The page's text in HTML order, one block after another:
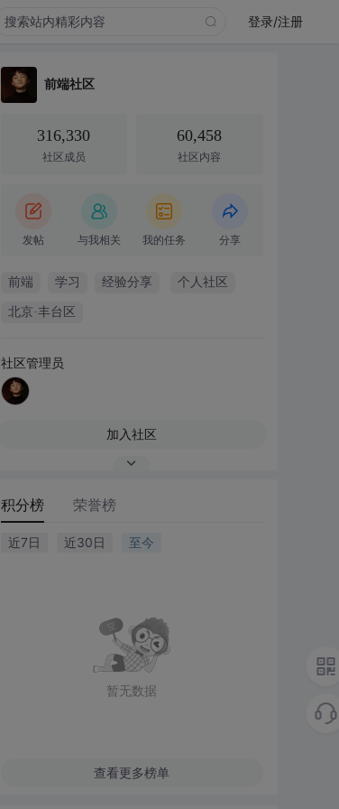
登录/注册
前端社区
316,330
社区成员
60,458
社区内容
发帖 与我相关 我的任务 分享
前端 学习 经验分享 个人社区
北京·丰台区
社区管理员
加入社区
积分榜 荣誉榜
近7日 近30日 至今
暂无数据
查看更多榜单